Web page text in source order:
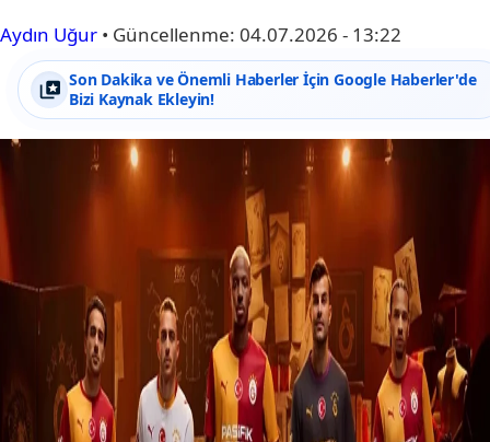
Aydın Uğur • Güncellenme: 04.07.2026 - 13:22
Son Dakika ve Önemli Haberler İçin Google Haberler'de
Bizi Kaynak Ekleyin!